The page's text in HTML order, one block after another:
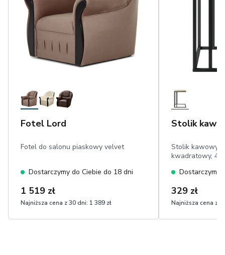
Fotel Lord
Fotel do salonu piaskowy velvet
Dostarczymy do Ciebie do 18 dni
1 519 zł
Najniższa cena z 30 dni: 1 389 zł
Stolik
Stolik kawowy
kwadratowy,
Dostarczymy
329 zł
Najniższa cena z